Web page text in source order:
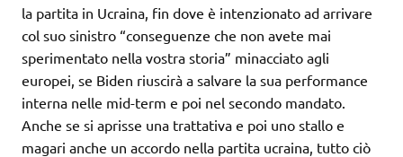
la partita in Ucraina, fin dove è intenzionato ad arrivare
col suo sinistro “conseguenze che non avete mai
sperimentato nella vostra storia” minacciato agli
europei, se Biden riuscirà a salvare la sua performance
interna nelle mid-term e poi nel secondo mandato.
Anche se si aprisse una trattativa e poi uno stallo e
magari anche un accordo nella partita ucraina, tutto ciò